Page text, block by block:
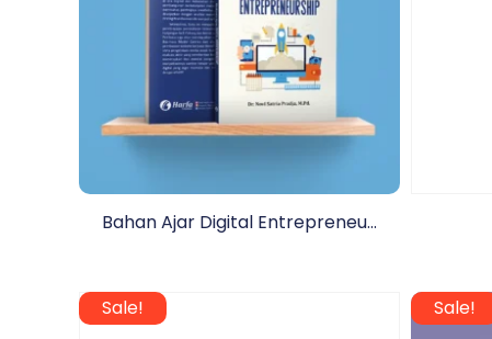
Bahan Ajar Digital Entrepreneu...
Sale! Sale!